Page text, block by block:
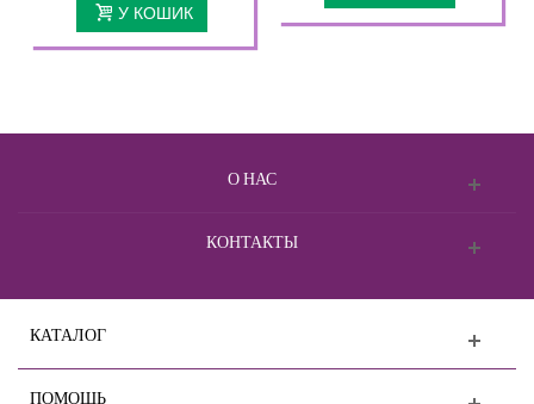
У КОШИК
О НАС
КОНТАКТЫ
КАТАЛОГ
ПОМОЩЬ